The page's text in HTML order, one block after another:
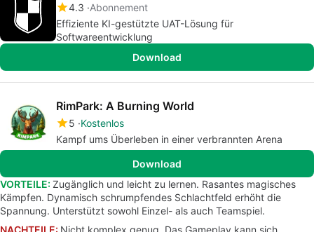
4.3 Abonnement
Effiziente KI-gestützte UAT-Lösung für
Softwareentwicklung
Download
RimPark: A Burning World
5 Kostenlos
Kampf ums Überleben in einer verbrannten Arena
Download
VORTEILE: Zugänglich und leicht zu lernen. Rasantes magisches
Kämpfen. Dynamisch schrumpfendes Schlachtfeld erhöht die
Spannung. Unterstützt sowohl Einzel- als auch Teamspiel.
NACHTEILE: Nicht komplex genug. Das Gameplay kann sich